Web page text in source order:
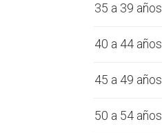
35 a 39 años
40 a 44 años
45 a 49 años
50 a 54 años